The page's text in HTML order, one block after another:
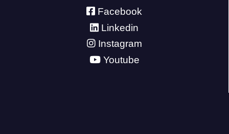
Facebook
Linkedin
Instagram
Youtube